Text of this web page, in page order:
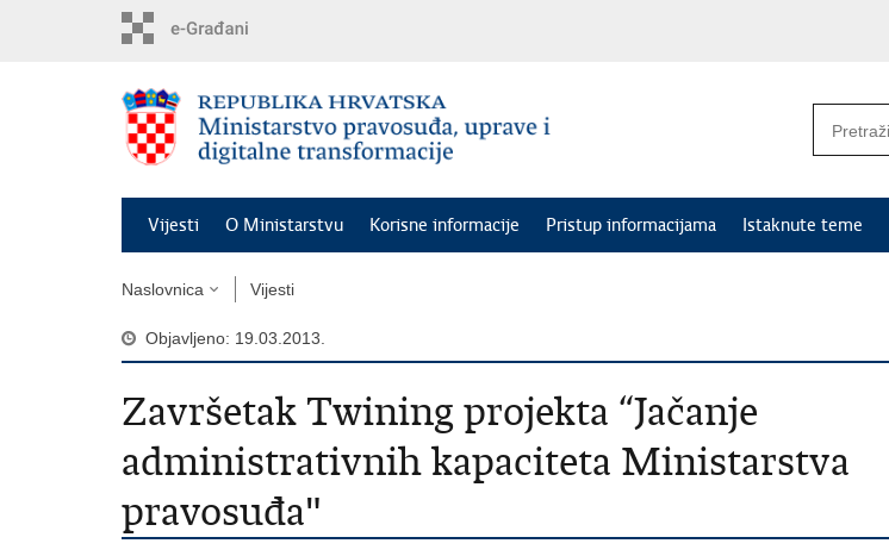
Vijesti O Ministarstvu Korisne informacije Pristup informacijama Istaknute teme
Naslovnica Vijesti
Objavljeno: 19.03.2013.
Završetak Twining projekta “Jačanje
administrativnih kapaciteta Ministarstva
pravosuđa"